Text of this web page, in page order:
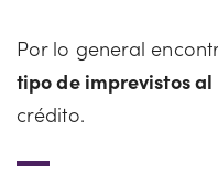
Por lo general
tipo de imprevistos al
crédito.